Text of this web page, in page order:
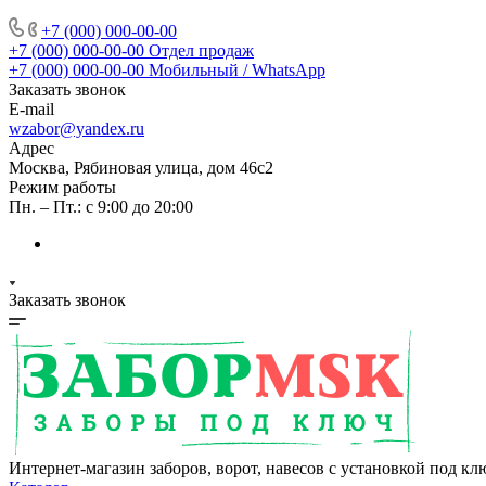
+7 (000) 000-00-00
+7 (000) 000-00-00 Отдел продаж
+7 (000) 000-00-00 Мобильный / WhatsApp
Заказать звонок
E-mail
wzabor@yandex.ru
Адрес
Москва, Рябиновая улица, дом 46с2
Режим работы
Пн. – Пт.: с 9:00 до 20:00
Заказать звонок
Интернет-магазин заборов, ворот, навесов с установкой под